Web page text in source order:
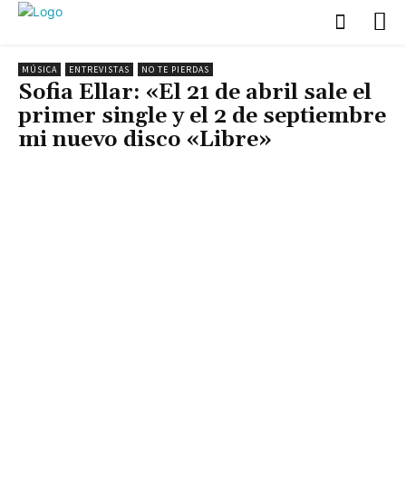
MÚSICA ENTREVISTAS NO TE PIERDAS
Sofia Ellar: «El 21 de abril sale el
primer single y el 2 de septiembre
mi nuevo disco «Libre»